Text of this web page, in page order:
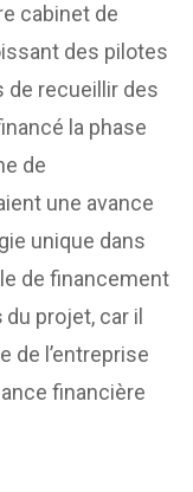
cabinet de
des pilotes
de recueillir des
la phase
de
une avance
unique dans
de financement
du projet, car il
de l’entreprise
financière